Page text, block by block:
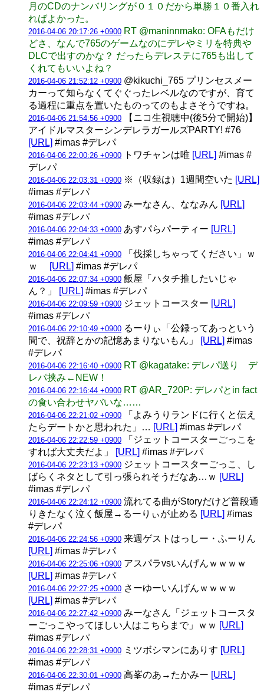
月のCDのナンバリングが０１０だから単勝１０番入れ
ればよかった。
2016-04-06 20:17:26 +0900 RT @maninnmako: OFAもだけ
どさ、なんで765のゲームなのにデレやミリを特典や
DLCで出すのかな？ だったらデレステに765も出して
くれてもいいよね？
2016-04-06 21:52:12 +0900 @kikuchi_765 プリンセスメー
カーって知らなくてぐぐったレベルなのですが、育て
る過程に重点を置いたものってのもよさそうですね。
2016-04-06 21:54:56 +0900 【ニコ生視聴中(後5分で開始)】
アイドルマスターシンデレラガールズPARTY! #76
[URL] #imas #デレパ
2016-04-06 22:00:26 +0900 トワチャンは唯 [URL] #imas #
デレパ
2016-04-06 22:03:31 +0900 ※（収録は）1週間空いた [URL]
#imas #デレパ
2016-04-06 22:03:44 +0900 みーなさん、ななみん [URL]
#imas #デレパ
2016-04-06 22:04:33 +0900 あすパらパーティー [URL]
#imas #デレパ
2016-04-06 22:04:41 +0900 「伐採しちゃってください」ｗ
ｗ
[URL] #imas #デレパ
2016-04-06 22:07:34 +0900 飯屋「ハタチ推したいじゃ
ん？」
[URL] #imas #デレパ
2016-04-06 22:09:59 +0900 ジェットコースター [URL]
#imas #デレパ
2016-04-06 22:10:49 +0900 るーりぃ「公録ってあっという
間で、祝辞とかの記憶あまりないもん」
[URL] #imas
#デレパ
2016-04-06 22:16:40 +0900 RT @kagatake: デレパ送り デ
レパ挟み←NEW！
2016-04-06 22:16:44 +0900 RT @AR_720P: デレパとin fact
の食い合わせヤバいな……
2016-04-06 22:21:02 +0900 「よみうりランドに行くと伝え
たらデートかと思われた」… [URL] #imas #デレパ
2016-04-06 22:22:59 +0900 「ジェットコースターごっこを
すれば大丈夫だよ」
[URL] #imas #デレパ
2016-04-06 22:23:13 +0900 ジェットコースターごっこ、し
ばらくネタとして引っ張られそうだなあ…ｗ [URL]
#imas #デレパ
2016-04-06 22:24:12 +0900 流れてる曲がStoryだけど普段通
りきたなく泣く飯屋→るーりぃが止める [URL] #imas
#デレパ
2016-04-06 22:24:56 +0900 来週ゲストはっしー・ふーりん
[URL] #imas #デレパ
2016-04-06 22:25:06 +0900 アスパラvsいんげんｗｗｗｗ
[URL] #imas #デレパ
2016-04-06 22:27:25 +0900 さーゆーいんげんｗｗｗｗ
[URL] #imas #デレパ
2016-04-06 22:27:42 +0900 みーなさん「ジェットコースタ
ーごっこやってほしい人はこちらまで」ｗｗ [URL]
#imas #デレパ
2016-04-06 22:28:31 +0900 ミツボシマンにありす [URL]
#imas #デレパ
2016-04-06 22:30:01 +0900 高峯のあ→たかみー [URL]
#imas #デレパ